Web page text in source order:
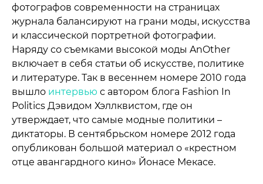
фотографов современности на страницах
журнала балансируют на грани моды, искусства
и классической портретной фотографии.
Наряду со съемками высокой моды AnOther
включает в себя статьи об искусстве, политике
и литературе. Так в весеннем номере 2010 года
вышло интервью
Politics Дэвидом Хэллквистом, где он
утверждает, что самые модные политики –
диктаторы. В сентябрьском номере 2012 года
опубликован большой материал о «крестном
отце авангардного кино» Йонасе Мекасе.